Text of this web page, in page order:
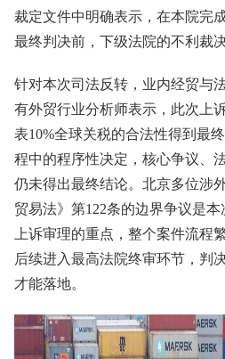
裁定文件中明确表示，在本院完
最终判决前，下级法院的不利裁
针对本次司法反转，业内经贸与
有外贸行业分析师表示，此次上
表10%全球关税的合法性得到最
程中的程序性决定，核心争议、
仍未得出最终结论。北京多位涉
贸易法》第122条的边界争议是
上诉审理的重点，整个案件流程
后续进入最高法院终审环节，判
才能落地。